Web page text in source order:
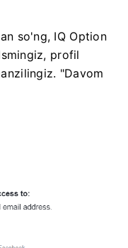
so'ng, IQ Option
profil
"Davom